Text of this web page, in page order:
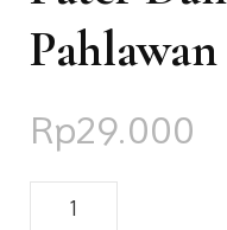
Rp29.000
Kuantitas